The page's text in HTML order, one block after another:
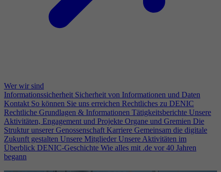
Wer wir sind
Informationssicherheit Sicherheit von Informationen und Daten
Kontakt So können Sie uns erreichen Rechtliches zu DENIC
Rechtliche Grundlagen & Informationen Tätigkeitsberichte Unsere
Aktivitäten, Engagement und Projekte Organe und Gremien Die
Struktur unserer Genossenschaft Karriere Gemeinsam die digitale
Zukunft gestalten Unsere Mitglieder Unsere Aktivitäten im
Überblick DENIC-Geschichte Wie alles mit .de vor 40 Jahren
begann